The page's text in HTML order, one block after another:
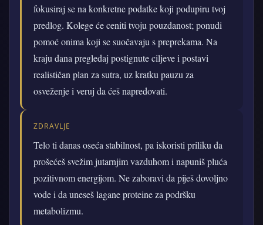
fokusiraj se na konkretne podatke koji podupiru tvoj
predlog. Kolege će ceniti tvoju pouzdanost; ponudi
pomoć onima koji se suočavaju s preprekama. Na
kraju dana pregledaj postignute ciljeve i postavi
realističan plan za sutra, uz kratku pauzu za
osveženje i veruj da ćeš napredovati.
ZDRAVLJE
Telo ti danas oseća stabilnost, pa iskoristi priliku da
prošećeš svežim jutarnjim vazduhom i napuniš pluća
pozitivnom energijom. Ne zaboravi da piješ dovoljno
vode i da uneseš lagane proteine za podršku
metabolizmu.